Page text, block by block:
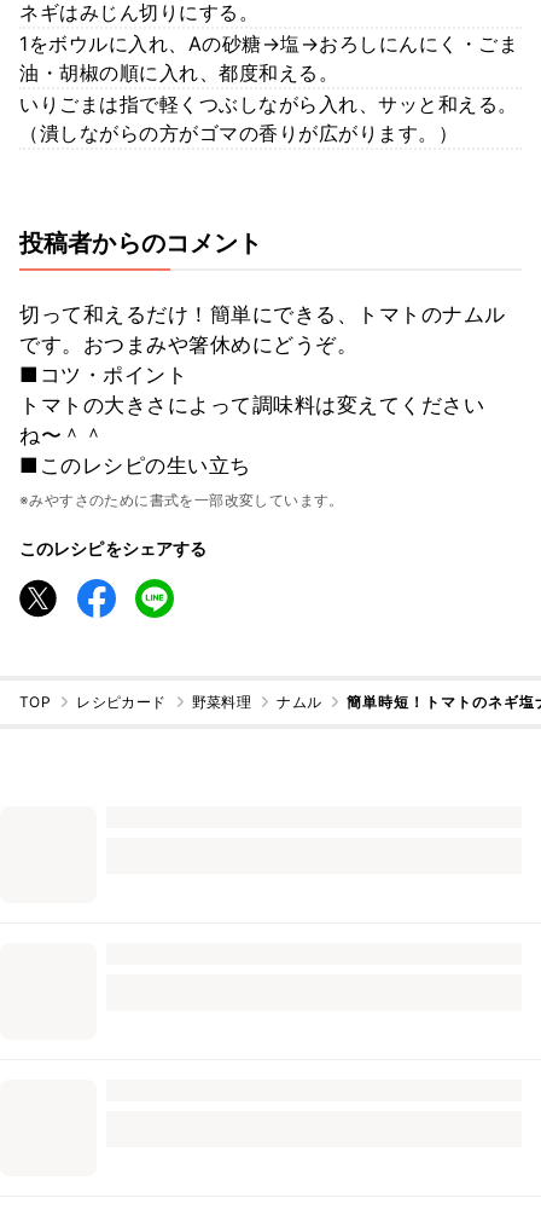
ネギはみじん切りにする。
1をボウルに入れ、Aの砂糖→塩→おろしにんにく・ごま
油・胡椒の順に入れ、都度和える。
いりごまは指で軽くつぶしながら入れ、サッと和える。
（潰しながらの方がゴマの香りが広がります。）
投稿者からのコメント
切って和えるだけ！簡単にできる、トマトのナムル
です。おつまみや箸休めにどうぞ。
■コツ・ポイント
トマトの大きさによって調味料は変えてください
ね〜＾＾
■このレシピの生い立ち
※みやすさのために書式を一部改変しています。
このレシピをシェアする
TOP レシピカード 野菜料理 ナムル 簡単時短！トマトのネギ塩